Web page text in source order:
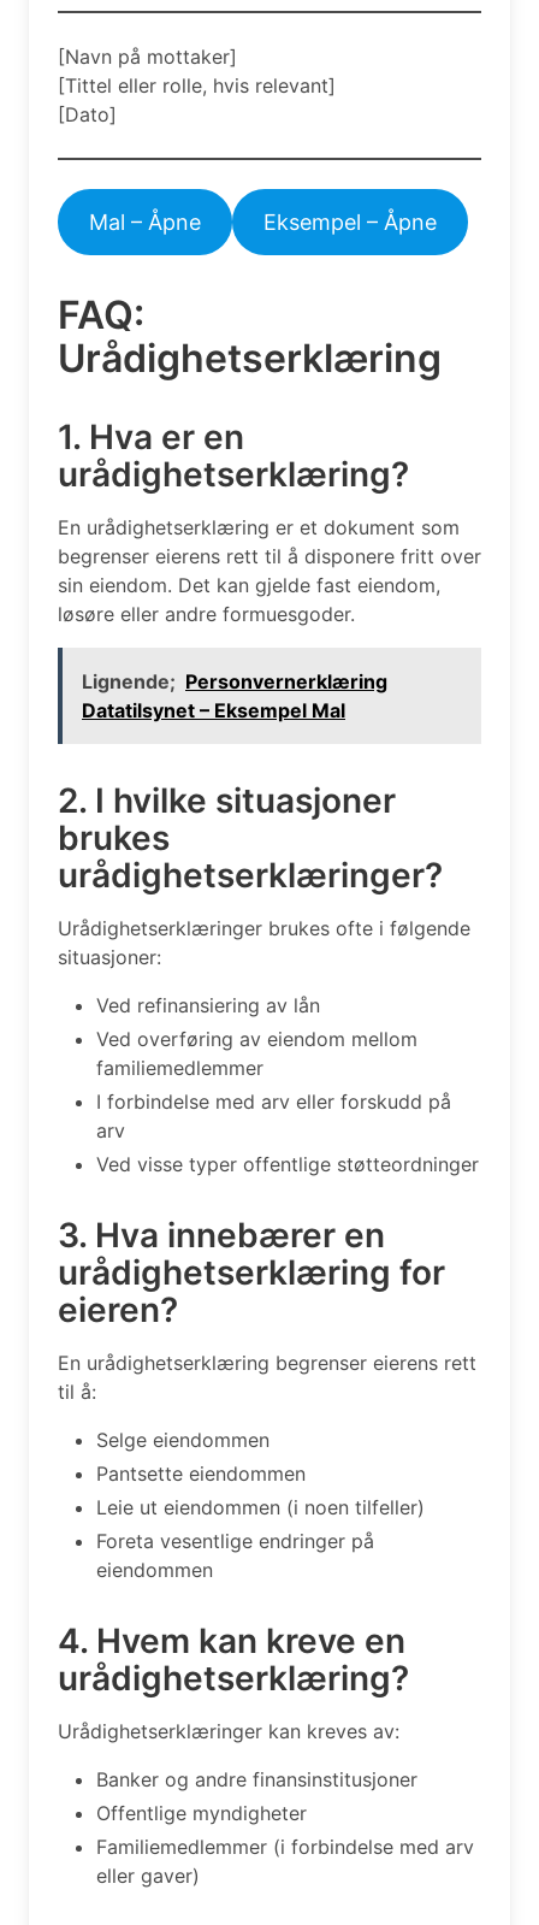
[Navn på mottaker]
[Tittel eller rolle, hvis relevant]
[Dato]
Mal – Åpne Eksempel – Åpne
FAQ:
Urådighetserklæring
1. Hva er en
urådighetserklæring?
En urådighetserklæring er et dokument som
begrenser eierens rett til å disponere fritt over
sin eiendom. Det kan gjelde fast eiendom,
løsøre eller andre formuesgoder.
Lignende; Personvernerklæring
Datatilsynet – Eksempel Mal
2. I hvilke situasjoner
brukes
urådighetserklæringer?
Urådighetserklæringer brukes ofte i følgende
situasjoner:
Ved refinansiering av lån
Ved overføring av eiendom mellom
familiemedlemmer
I forbindelse med arv eller forskudd på
arv
Ved visse typer offentlige støtteordninger
3. Hva innebærer en
urådighetserklæring for
eieren?
En urådighetserklæring begrenser eierens rett
til å:
Selge eiendommen
Pantsette eiendommen
Leie ut eiendommen (i noen tilfeller)
Foreta vesentlige endringer på
eiendommen
4. Hvem kan kreve en
urådighetserklæring?
Urådighetserklæringer kan kreves av:
Banker og andre finansinstitusjoner
Offentlige myndigheter
Familiemedlemmer (i forbindelse med arv
eller gaver)